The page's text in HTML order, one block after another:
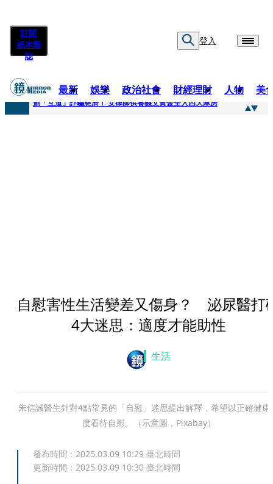
訂閱
紙本雜
誌
登入
最新 娛樂 政治社會 財經理財 人物 美
快訊
創「互道」詐騙慈濟！ 女律師供養義父黃金全入四大庫房
自慰害性生活變差又傷身？ 泌尿醫打
4大迷思：適度才能助性
生活
朱信誠醫生針對4點常見的「自慰」迷思提出解釋，希望以正確健康
度看待自慰。（示意圖，Pixabay）
發布時間： 2025.03.09 10:29 臺北時間
更新時間： 2025.03.09 10:30 臺北時間